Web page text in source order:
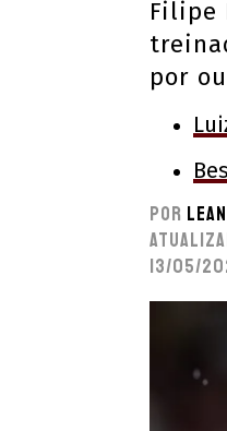
LIGA PORTUGUESA
EUROPA LEAGUE
Filipe
por
Por
13/05/